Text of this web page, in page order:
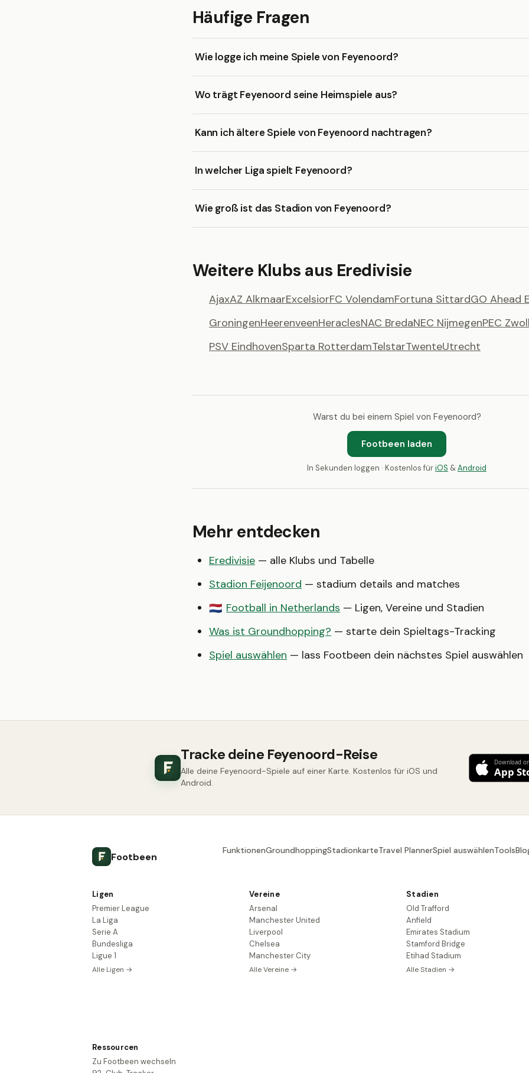
Häufige Fragen
Wie logge ich meine Spiele von Feyenoord?
Wo trägt Feyenoord seine Heimspiele aus?
Kann ich ältere Spiele von Feyenoord nachtragen?
In welcher Liga spielt Feyenoord?
Wie groß ist das Stadion von Feyenoord?
Weitere Klubs aus Eredivisie
AjaxAZ AlkmaarExcelsiorFC VolendamFortuna SittardGO Ahead
GroningenHeerenveenHeraclesNAC BredaNEC NijmegenPEC
PSV EindhovenSparta RotterdamTelstarTwenteUtrecht
Warst du bei einem Spiel von Feyenoord?
Footbeen laden
In Sekunden loggen · Kostenlos füriOS &Android
Mehr entdecken
Eredivisie — alle Klubs und Tabelle
Stadion Feijenoord — stadium details and matches
🇳🇱 Football in Netherlands — Ligen, Vereine und Stadien
Was ist Groundhopping? — starte dein Spieltags-Tracking
Spiel auswählen — lass Footbeen dein nächstes Spiel auswählen
Tracke deine Feyenoord-Reise
Alle deine Feyenoord-Spiele auf einer Karte. Kostenlos für iOS und
Android.
Footbeen
FunktionenGroundhoppingStadionkarteTravel PlannerSpiel auswählenTools
Ligen
Premier League
La Liga
Serie A
Bundesliga
Ligue 1
Alle Ligen →
Vereine
Arsenal
Manchester United
Liverpool
Chelsea
Manchester City
Alle Vereine →
Stadien
Old Trafford
Anfield
Emirates Stadium
Stamford Bridge
Etihad Stadium
Alle Stadien →
Ressourcen
Zu Footbeen wechseln